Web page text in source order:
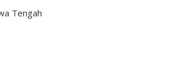
Tengah